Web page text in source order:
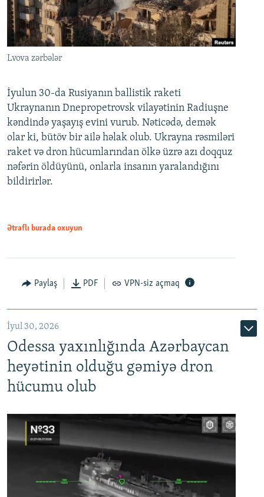
Lvova zərbələr
İyulun 30-da Rusiyanın ballistik raketi
Ukraynanın Dnepropetrovsk vilayətinin Radiuşne
kəndində yaşayış evini vurub. Nəticədə, demək
olar ki, bütöv bir ailə həlak olub. Ukrayna rəsmiləri
raket və dron hücumlarından ölkə üzrə azı doqquz
nəfərin öldüyünü, onlarla insanın yaralandığını
bildirirlər.
Ətraflı burada oxuyun
Paylaş PDF VPN-siz açmaq
İyul 30, 2026
Odessa yaxınlığında Azərbaycan
heyətinin olduğu gəmiyə dron
hücumu olub